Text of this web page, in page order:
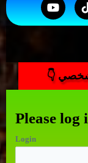
Please log
Login